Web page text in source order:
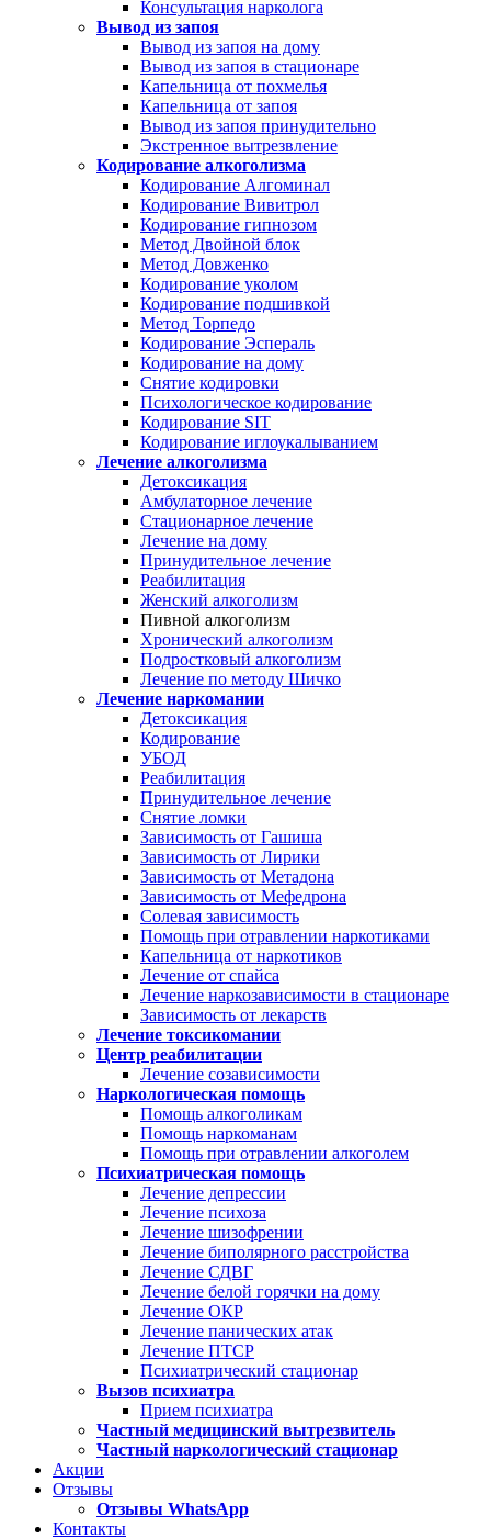
Консультация нарколога
Вывод из запоя
Вывод из запоя на дому
Вывод из запоя в стационаре
Капельница от похмелья
Капельница от запоя
Вывод из запоя принудительно
Экстренное вытрезвление
Кодирование алкоголизма
Кодирование Алгоминал
Кодирование Вивитрол
Кодирование гипнозом
Метод Двойной блок
Метод Довженко
Кодирование уколом
Кодирование подшивкой
Метод Торпедо
Кодирование Эспераль
Кодирование на дому
Снятие кодировки
Психологическое кодирование
Кодирование SIT
Кодирование иглоукалыванием
Лечение алкоголизма
Детоксикация
Амбулаторное лечение
Стационарное лечение
Лечение на дому
Принудительное лечение
Реабилитация
Женский алкоголизм
Пивной алкоголизм
Хронический алкоголизм
Подростковый алкоголизм
Лечение по методу Шичко
Лечение наркомании
Детоксикация
Кодирование
УБОД
Реабилитация
Принудительное лечение
Снятие ломки
Зависимость от Гашиша
Зависимость от Лирики
Зависимость от Метадона
Зависимость от Мефедрона
Солевая зависимость
Помощь при отравлении наркотиками
Капельница от наркотиков
Лечение от спайса
Лечение наркозависимости в стационаре
Зависимость от лекарств
Лечение токсикомании
Центр реабилитации
Лечение созависимости
Наркологическая помощь
Помощь алкоголикам
Помощь наркоманам
Помощь при отравлении алкоголем
Психиатрическая помощь
Лечение депрессии
Лечение психоза
Лечение шизофрении
Лечение биполярного расстройства
Лечение СДВГ
Лечение белой горячки на дому
Лечение ОКР
Лечение панических атак
Лечение ПТСР
Психиатрический стационар
Вызов психиатра
Прием психиатра
Частный медицинский вытрезвитель
Частный наркологический стационар
Акции
Отзывы
Отзывы WhatsApp
Контакты